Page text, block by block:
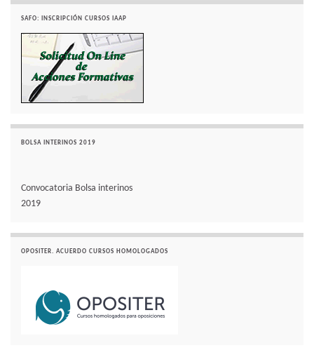
SAFO: INSCRIPCIÓN CURSOS IAAP
BOLSA INTERINOS 2019
Convocatoria Bolsa interinos
2019
OPOSITER. ACUERDO CURSOS HOMOLOGADOS